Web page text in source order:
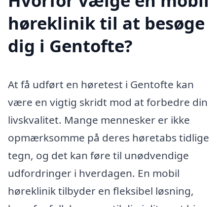
høreklinik til at besøge
dig i Gentofte?
At få udført en høretest i Gentofte kan
være en vigtig skridt mod at forbedre din
livskvalitet. Mange mennesker er ikke
opmærksomme på deres høretabs tidlige
tegn, og det kan føre til unødvendige
udfordringer i hverdagen. En mobil
høreklinik tilbyder en fleksibel løsning,